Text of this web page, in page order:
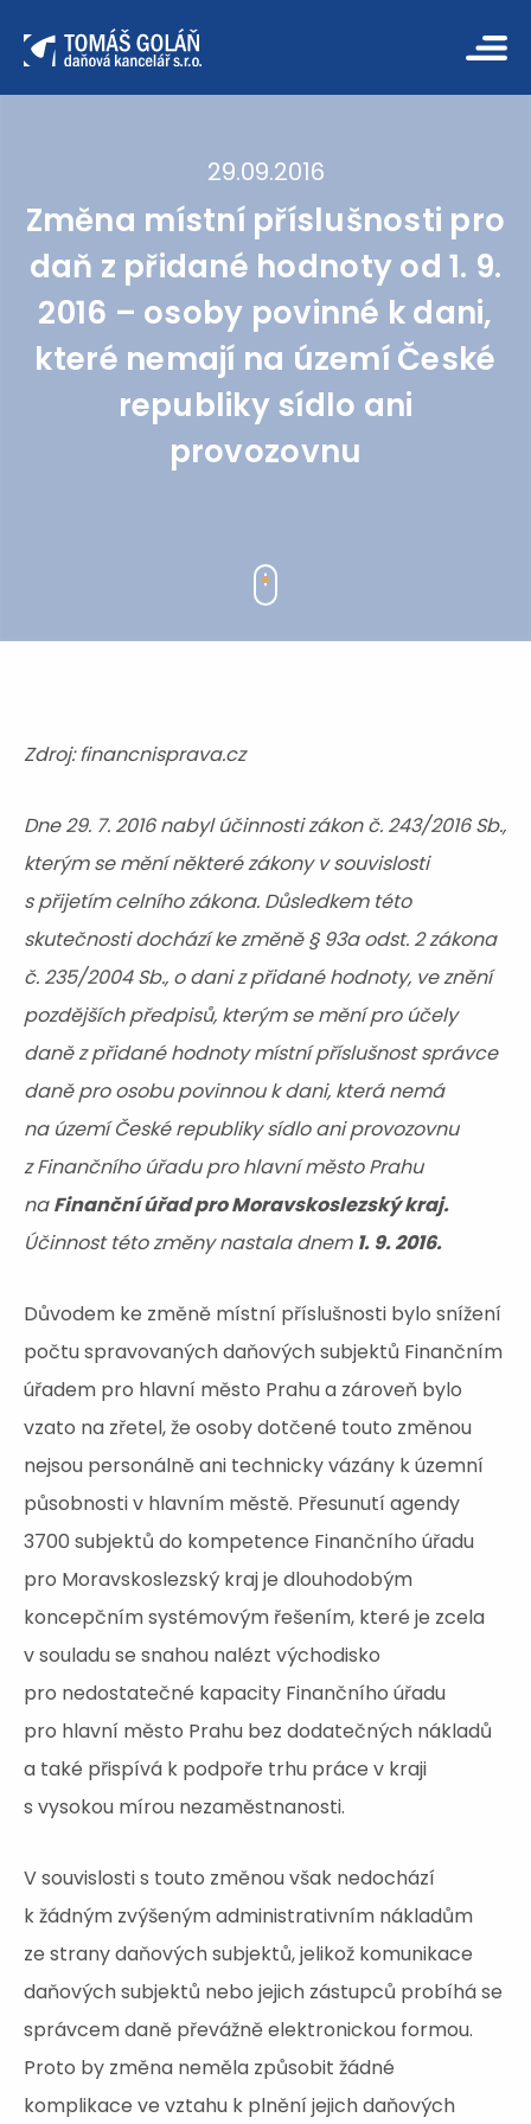
29.09.2016
Změna místní příslušnosti pro
daň z přidané hodnoty od 1. 9.
2016 – osoby povinné k dani,
které nemají na území České
republiky sídlo ani
provozovnu
Zdroj: financnisprava.cz
Dne 29. 7. 2016 nabyl účinnosti zákon č. 243/2016 Sb.,
kterým se mění některé zákony v souvislosti
s přijetím celního zákona. Důsledkem této
skutečnosti dochází ke změně § 93a odst. 2 zákona
č. 235/2004 Sb., o dani z přidané hodnoty, ve znění
pozdějších předpisů, kterým se mění pro účely
daně z přidané hodnoty místní příslušnost správce
daně pro osobu povinnou k dani, která nemá
na území České republiky sídlo ani provozovnu
z Finančního úřadu pro hlavní město Prahu
naFinanční úřad pro Moravskoslezský kraj.
Účinnost této změny nastala dnem 1. 9. 2016.
Důvodem ke změně místní příslušnosti bylo snížení
počtu spravovaných daňových subjektů Finančním
úřadem pro hlavní město Prahu a zároveň bylo
vzato na zřetel, že osoby dotčené touto změnou
nejsou personálně ani technicky vázány k územní
působnosti v hlavním městě. Přesunutí agendy
3700 subjektů do kompetence Finančního úřadu
pro Moravskoslezský kraj je dlouhodobým
koncepčním systémovým řešením, které je zcela
v souladu se snahou nalézt východisko
pro nedostatečné kapacity Finančního úřadu
pro hlavní město Prahu bez dodatečných nákladů
a také přispívá k podpoře trhu práce v kraji
s vysokou mírou nezaměstnanosti.
V souvislosti s touto změnou však nedochází
k žádným zvýšeným administrativním nákladům
ze strany daňových subjektů, jelikož komunikace
daňových subjektů nebo jejich zástupců probíhá se
správcem daně převážně elektronickou formou.
Proto by změna neměla způsobit žádné
komplikace ve vztahu k plnění jejich daňových